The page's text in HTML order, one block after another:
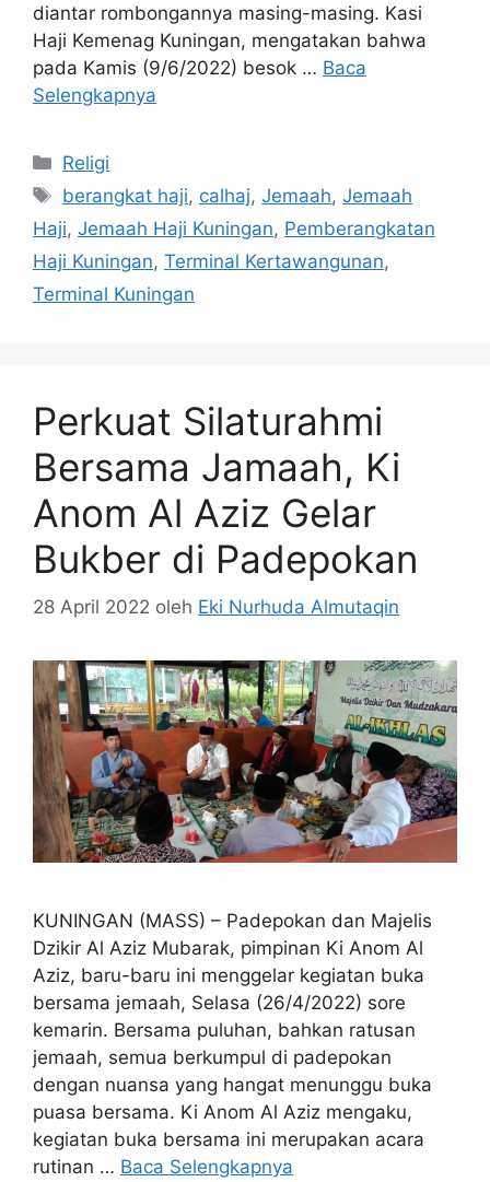
diantar rombongannya masing-masing. Kasi
Haji Kemenag Kuningan, mengatakan bahwa
pada Kamis (9/6/2022) besok … Baca
Selengkapnya
Kategori
Religi
Tag
berangkat haji, calhaj,Jemaah,Jemaah
Haji, Jemaah Haji Kuningan, Pemberangkatan
Haji Kuningan, Terminal Kertawangunan,
Terminal Kuningan
Perkuat Silaturahmi
Bersama Jamaah, Ki
Anom Al Aziz Gelar
Bukber di Padepokan
28 April 2022 oleh Eki Nurhuda Almutaqin
KUNINGAN (MASS) – Padepokan dan Majelis
Dzikir Al Aziz Mubarak, pimpinan Ki Anom Al
Aziz, baru-baru ini menggelar kegiatan buka
bersama jemaah, Selasa (26/4/2022) sore
kemarin. Bersama puluhan, bahkan ratusan
jemaah, semua berkumpul di padepokan
dengan nuansa yang hangat menunggu buka
puasa bersama. Ki Anom Al Aziz mengaku,
kegiatan buka bersama ini merupakan acara
rutinan … Baca Selengkapnya